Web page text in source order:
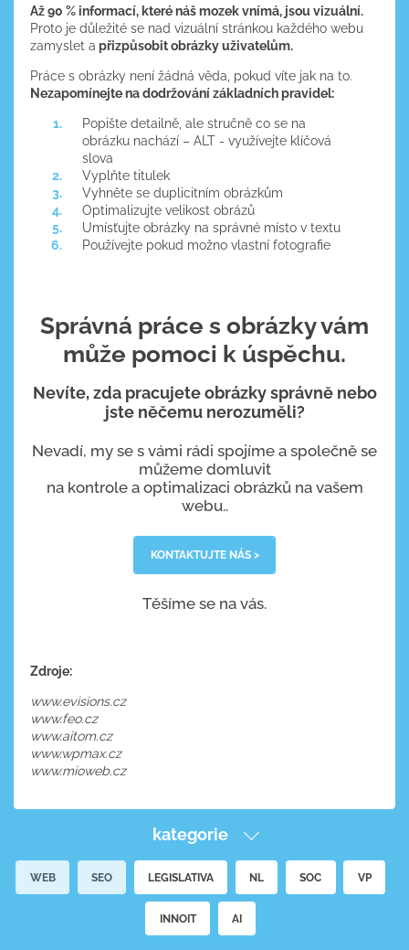
Až 90 % informací, které náš mozek vnímá, jsou vizuální.
Proto je důležité se nad vizuální stránkou každého webu
zamyslet a přizpůsobit obrázky uživatelům.
Práce s obrázky není žádná věda, pokud víte jak na to.
Nezapomínejte na dodržování základních pravidel:
Popište detailně, ale stručně co se na
obrázku nachází – ALT - využívejte klíčová
slova
Vyplňte titulek
Vyhněte se duplicitním obrázkům
Optimalizujte velikost obrázů
Umísťujte obrázky na správné místo v textu
Používejte pokud možno vlastní fotografie
Správná práce s obrázky vám
může pomoci k úspěchu.
Nevíte, zda pracujete obrázky správně nebo
jste něčemu nerozuměli?
Nevadí, my se s vámi rádi spojíme a společně se
můžeme domluvit
na kontrole a optimalizaci obrázků na vašem
webu..
KONTAKTUJTE NÁS >
Těšíme se na vás.
Zdroje:
www.evisions.cz
www.feo.cz
www.aitom.cz
www.wpmax.cz
www.mioweb.cz
kategorie
WEB SEO LEGISLATIVA NL SOC VP
INNOIT AI